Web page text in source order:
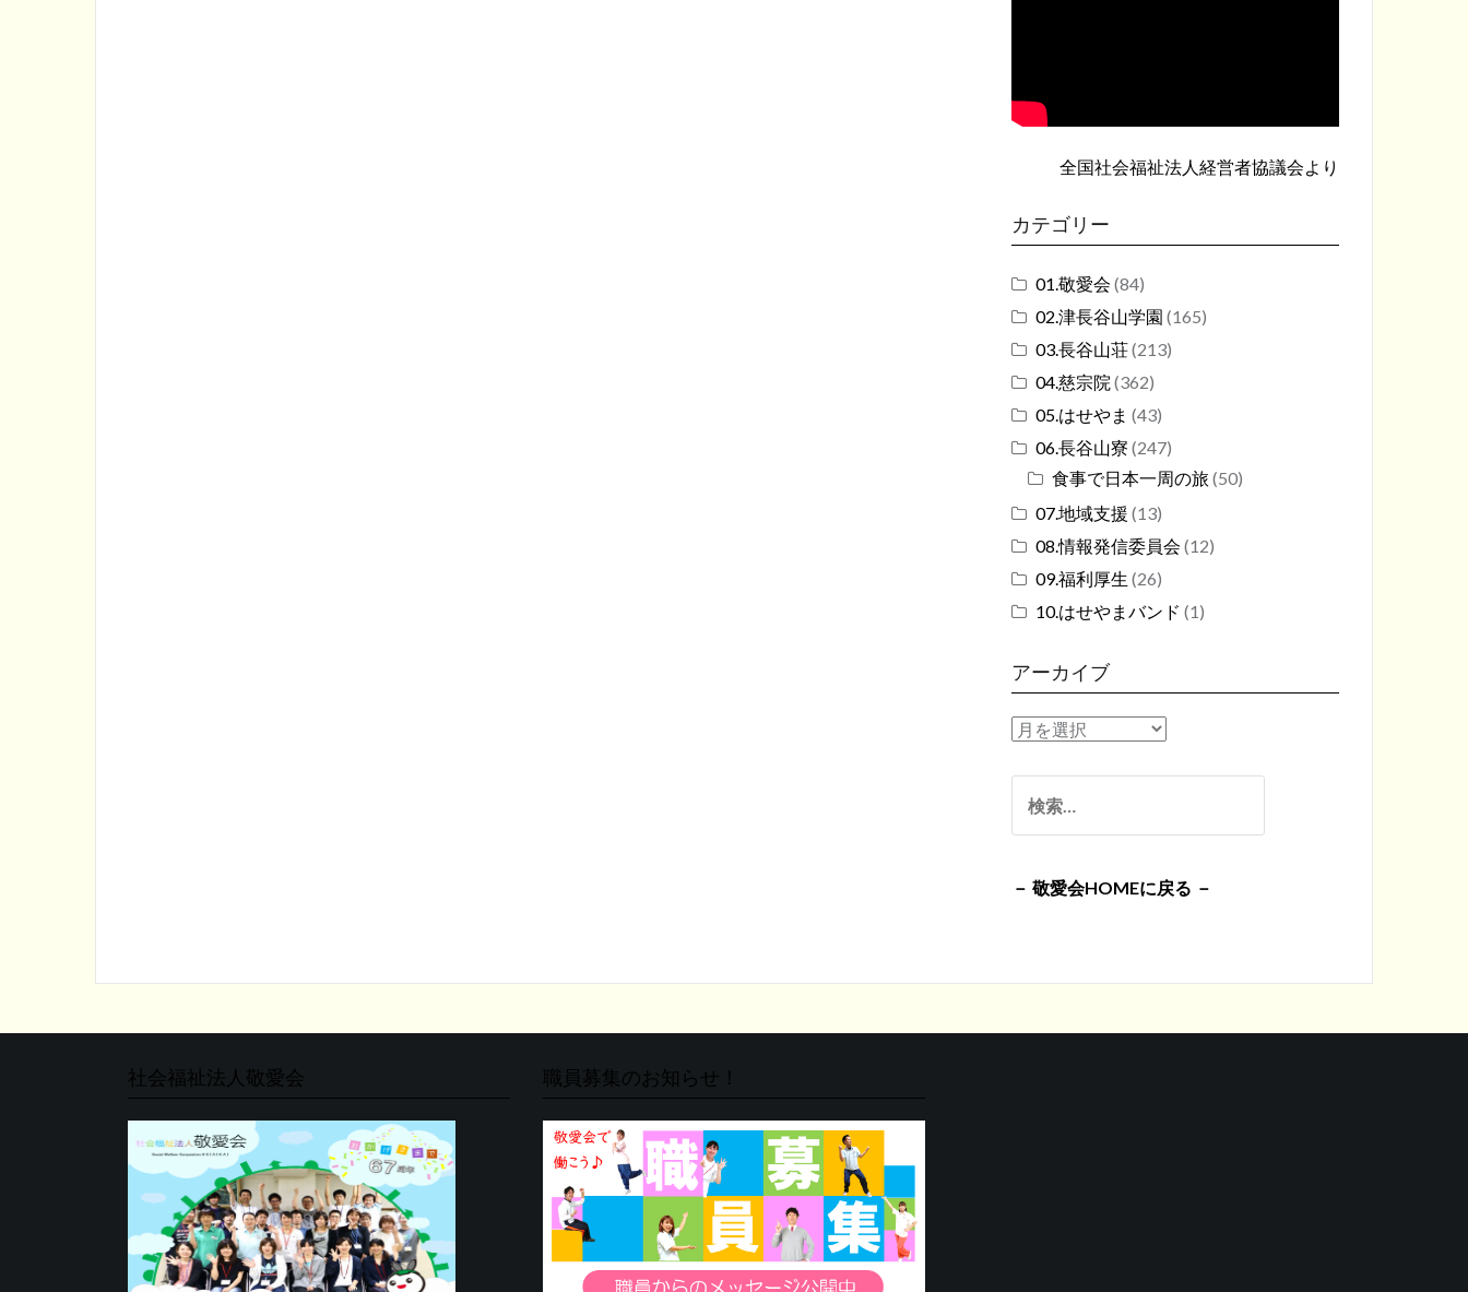
全国社会福祉法人経営者協議会より
カテゴリー
01.敬愛会 (84)
02.津長谷山学園 (165)
03.長谷山荘(213)
04.慈宗院 (362)
05.はせやま (43)
06.長谷山寮 (247)
食事で日本一周の旅 (50)
07.地域支援 (13)
08.情報発信委員会 (12)
09.福利厚生 (26)
10.はせやまバンド (1)
アーカイブ
ア
カ
ブ
索:
－ 敬愛会HOMEに戻る －
社会福祉法人敬愛会 職員募集のお知らせ！